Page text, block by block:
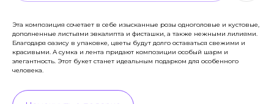
Эта композиция сочетает в себе изысканные розы одноголовые и кустовые,
дополненные листьями эвкалипта и фисташки, а также нежными лилиями.
Благодаря оазису в упаковке, цветы будут долго оставаться свежими и
красивыми. А сумка и лента придают композиции особый шарм и
элегантность. Этот букет станет идеальным подарком для особенного
человека.